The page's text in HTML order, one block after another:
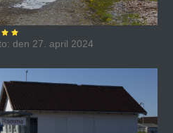
den 27. april 2024